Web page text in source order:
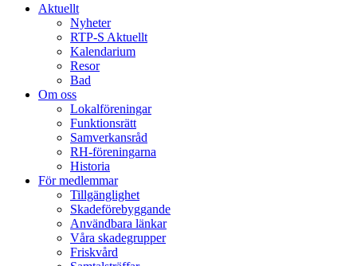
Aktuellt
Nyheter
RTP-S Aktuellt
Kalendarium
Resor
Bad
Om oss
Lokalföreningar
Funktionsrätt
Samverkansråd
RH-föreningarna
Historia
För medlemmar
Tillgänglighet
Skadeförebyggande
Användbara länkar
Våra skadegrupper
Friskvård